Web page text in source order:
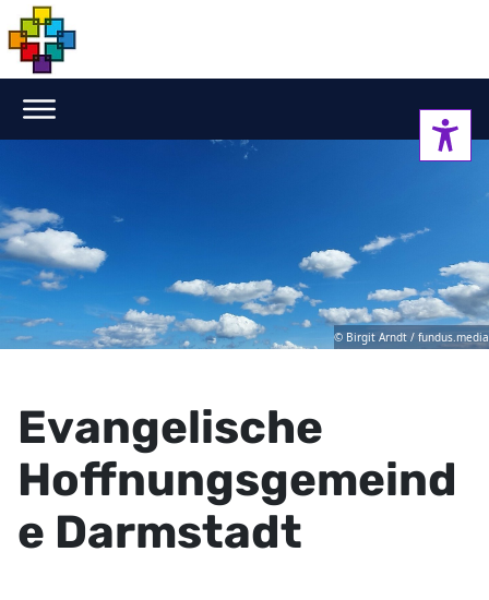
© Birgit Arndt / fundus.media
Evangelische
Hoffnungsgemeind
e Darmstadt